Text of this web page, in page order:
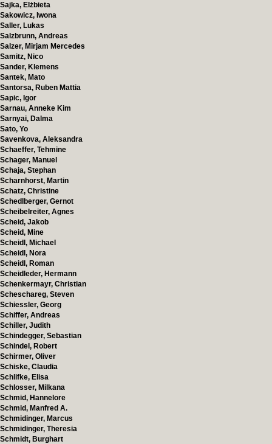
Sajka, Elżbieta
Sakowicz, Iwona
Saller, Lukas
Salzbrunn, Andreas
Salzer, Mirjam Mercedes
Samitz, Nico
Sander, Klemens
Santek, Mato
Santorsa, Ruben Mattia
Sapic, Igor
Sarnau, Anneke Kim
Sarnyai, Dalma
Sato, Yo
Savenkova, Aleksandra
Schaeffer, Tehmine
Schager, Manuel
Schaja, Stephan
Scharnhorst, Martin
Schatz, Christine
Schedlberger, Gernot
Scheibelreiter, Agnes
Scheid, Jakob
Scheid, Mine
Scheidl, Michael
Scheidl, Nora
Scheidl, Roman
Scheidleder, Hermann
Schenkermayr, Christian
Scheschareg, Steven
Schiessler, Georg
Schiffer, Andreas
Schiller, Judith
Schindegger, Sebastian
Schindel, Robert
Schirmer, Oliver
Schiske, Claudia
Schlifke, Elisa
Schlosser, Milkana
Schmid, Hannelore
Schmid, Manfred A.
Schmidinger, Marcus
Schmidinger, Theresia
Schmidt, Burghart